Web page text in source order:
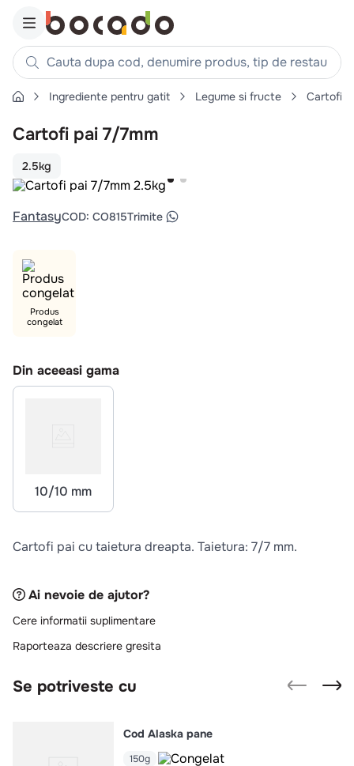
Cauta dupa cod, denumire produs, tip de restaurant,
Căutări populare
1. cartofi
. piept pui
3. pui
4. chifle
. coaste
. ceafa
aripi
10
Ingrediente pentru gatit Legume si fructe Cartofi
Cartofi pai 7/7mm
2.5kg
FantasyCOD: CO815Trimite
Produs
congelat
Din aceeasi gama
10/10 mm
Cartofi pai cu taietura dreapta. Taietura: 7/7 mm.
Ai nevoie de ajutor?
Cere informatii suplimentare
Raporteaza descriere gresita
Se potriveste cu
Cod Alaska pane
150g